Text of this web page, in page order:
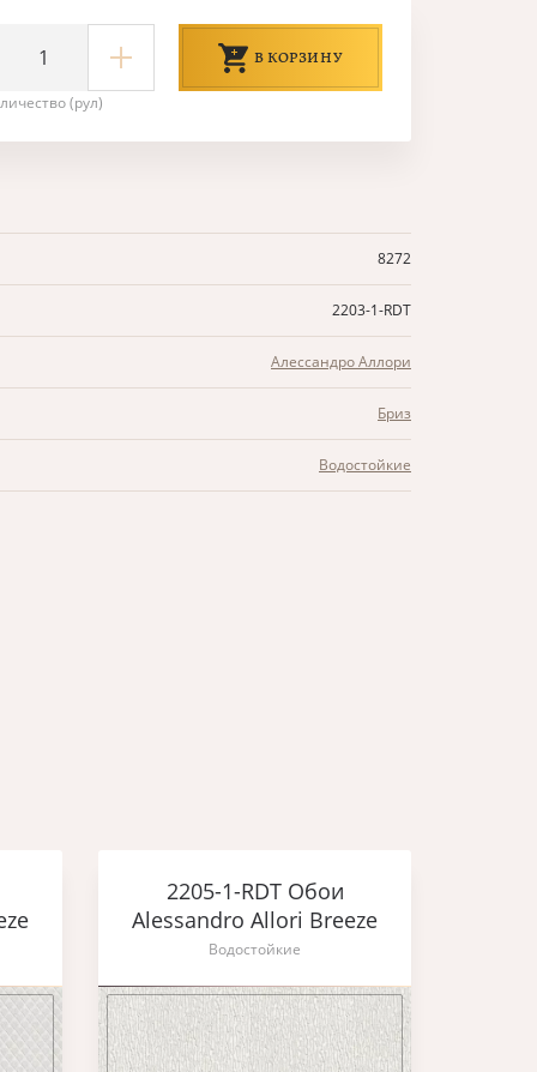
(рул)
В КОРЗИНУ
8272
2203-1-RDT
Алессандро Аллори
Бриз
Водостойкие
2205-1-RDT Обои
Alessandro Allori Breeze
Водостойкие